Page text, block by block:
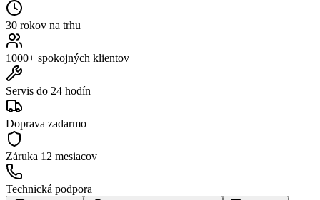
30 rokov na trhu
1000+ spokojných klientov
Servis do 24 hodín
Doprava zadarmo
Záruka 12 mesiacov
Technická podpora